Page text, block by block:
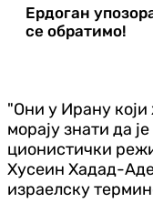
Ердоган
се обратимо!
"Они у Ирану који
морају знати да
ционистички
Хусеин Хадад-
израелску